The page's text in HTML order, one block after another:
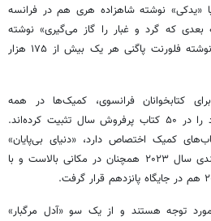
«یدکی» نوشته شاهزاده هری هم در فرانسه
بعدی که گرد و غبار را گاز می‌گیری» نوشته
پی.پاسکات و «پاگنی از فلورنت» نوشته فلورنت پاگنی هر یک بیش از ۱۷۵ هزار
کتابخوانان فرانسوی، کمیک‌ها در همه
شکل‌هایشان هستند که جای خود را در ۵۰ کتاب پرفروش سال تثبیت کرده‌اند.
کمیک اختصاص دارد، «دنیای بی‌پایان»
پرفروش‌ترین کتاب ۲۰۲۲ در رتبه‌بندی سال ۲۰۲۳ همچنان در مکانی بالاست و با
توجه هستند و از یک سو «آدل مرگبار»